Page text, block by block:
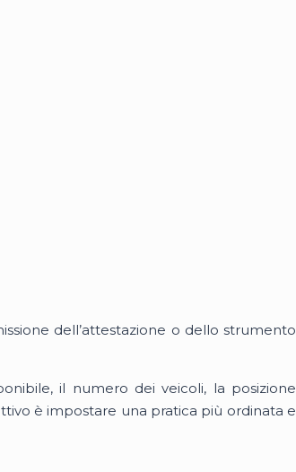
dell’attestazione o dello strumento
il numero dei veicoli, la posizione
è impostare una pratica più ordinata e